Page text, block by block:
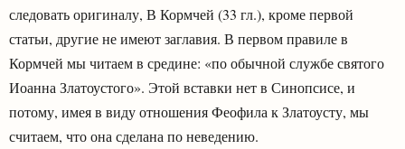
следовать оригиналу, В Кормчей (33 гл.), кроме первой
статьи, другие не имеют заглавия. В первом правиле в
Кормчей мы читаем в средине: «по обычной службе святого
Иоанна Златоустого». Этой вставки нет в Синопсисе, и
потому, имея в виду отношения Феофила к Златоусту, мы
считаем, что она сделана по неведению.